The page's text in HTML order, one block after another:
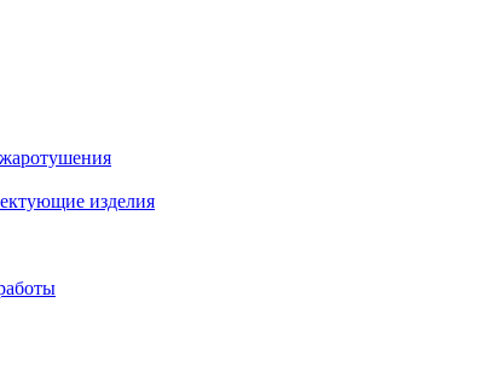
изделия